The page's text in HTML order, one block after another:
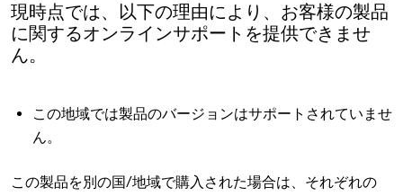
現時点では、以下の理由により、お客様の製品
に関するオンラインサポートを提供できませ
ん。
この地域では製品のバージョンはサポートされていませ
ん。
この製品を別の国/地域で購入された場合は、それぞれの